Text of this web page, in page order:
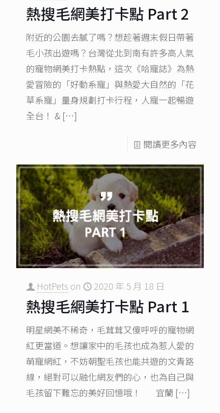
熱搜毛網美打卡點 Part 2
附近的公園去膩了嗎？想趁著週末假日帶著
毛小孩出遊嗎？台灣從北到南有許多高人氣
的寵物網美打卡熱點，這次《哈寵誌》為熱
愛冒險的「好動系寵」與熱愛大自然的「花
草系寵」量身規劃打卡行程，人寵一起暢遊
全台！ & […]
閱讀更多內容
HotPets on 2020 年 5 月 18 日
熱搜毛網美打卡點 Part 1
明星網美不稀奇，毛茸茸又傻呼呼的寵物網
紅更當道。想讓家中的毛孩也成為惹人愛的
萌寵網紅，不妨朝聖毛孩也能共遊的文青路
線，絕對可以融化網友們的心，也為自己與
毛孩留下難忘的美好回憶哦！ 宜蘭 […]